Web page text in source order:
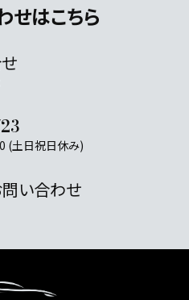
せはこちら
(土日祝日休み)
い合わせ